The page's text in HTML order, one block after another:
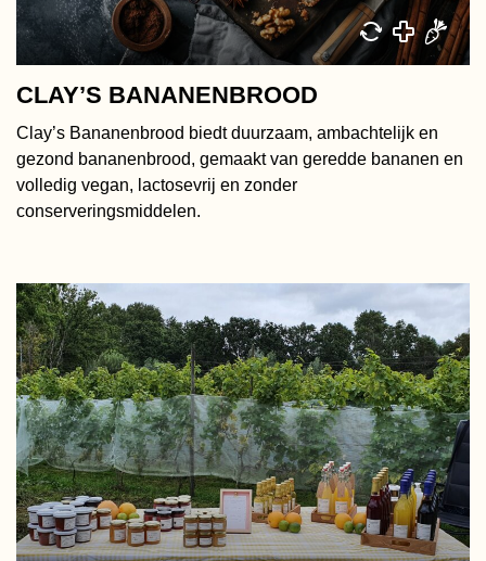
CLAY’S BANANENBROOD
Clay’s Bananenbrood biedt duurzaam, ambachtelijk en
gezond bananenbrood, gemaakt van geredde bananen en
volledig vegan, lactosevrij en zonder
conserveringsmiddelen.